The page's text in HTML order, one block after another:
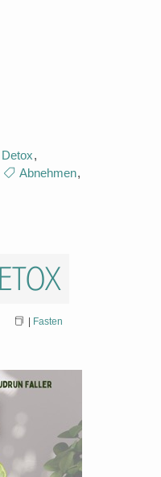
Detox,
Abnehmen,
| Fasten